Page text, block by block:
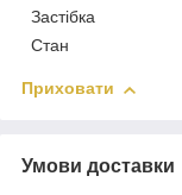
Застібка
Стан
Приховати
Умови доставки